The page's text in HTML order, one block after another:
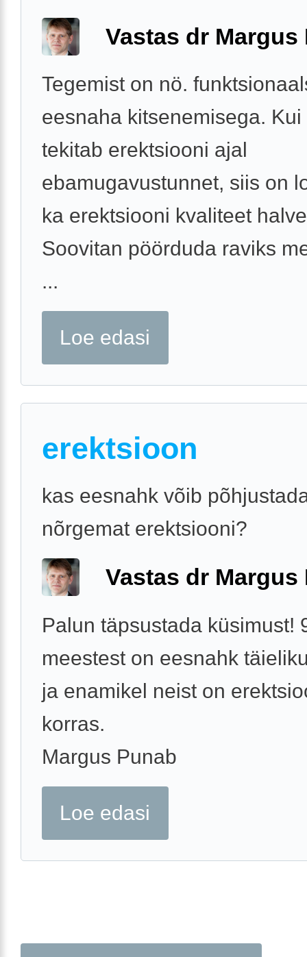
Vastas dr Margus
Tegemist on nö.
eesnaha kitsenemisega.
tekitab erektsiooni ajal
ebamugavustunnet, siis on
ka erektsiooni kvaliteet
Soovitan pöörduda raviks
...
Loe edasi
erektsioon
kas eesnahk võib
nõrgemat erektsiooni?
Vastas dr Margus
Palun täpsustada küsimust!
meestest on eesnahk
ja enamikel neist on
korras.
Margus Punab
Loe edasi